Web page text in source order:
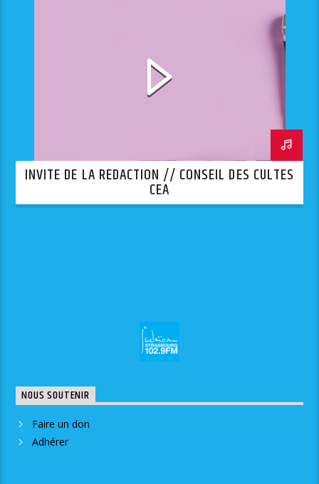
INVITE DE LA REDACTION // CONSEIL DES CULTES
CEA
NOUS SOUTENIR
Faire un don
Adhérer